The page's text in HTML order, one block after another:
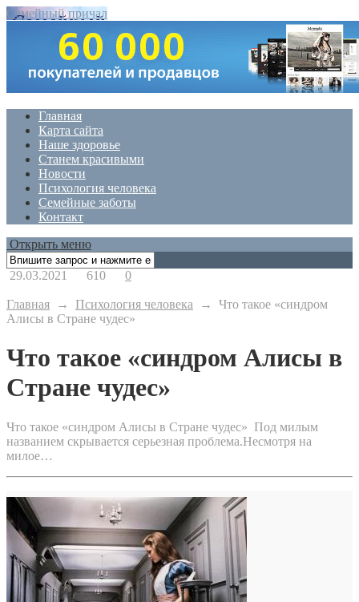
Семейный причал
Главная
Карта сайта
Наше здоровье
Станем красивыми
Новости
Психология человека
Семейные заботы
Контакт
Открыть меню
29.03.2021 610 0
Главная → Психология человека → Что такое «синдром
Алисы в Стране чудес»
Что такое «синдром Алисы в
Стране чудес»
Что такое «синдром Алисы в Стране чудес» Под милым
названием скрывается серьезная проблема.Несмотря на
милое…